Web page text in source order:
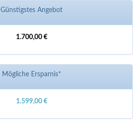
Günstigstes Angebot
1.700,00 €
Mögliche Ersparnis*
1.599,00 €